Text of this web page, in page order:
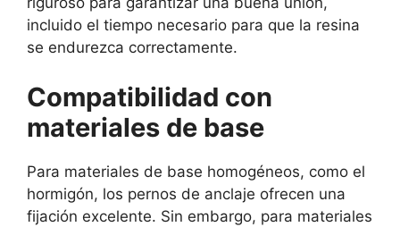
incluido el tiempo necesario para que la resina
se endurezca correctamente.
Compatibilidad con
materiales de base
Para materiales de base homogéneos, como el
hormigón, los pernos de anclaje ofrecen una
fijación excelente. Sin embargo, para materiales